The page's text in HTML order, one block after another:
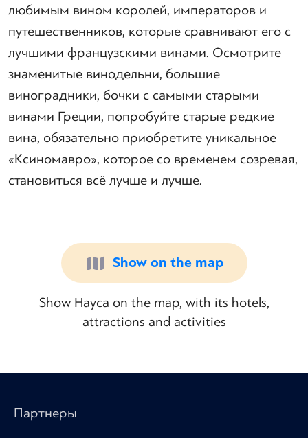
любимым вином королей, императоров и
путешественников, которые сравнивают его с
лучшими французскими винами. Осмотрите
знаменитые винодельни, большие
виноградники, бочки с самыми старыми
винами Греции, попробуйте старые редкие
вина, обязательно приобретите уникальное
«Ксиномавро», которое со временем созревая,
становиться всё лучше и лучше.
Show on the map
Show Науса on the map, with its hotels,
attractions and activities
Партнеры